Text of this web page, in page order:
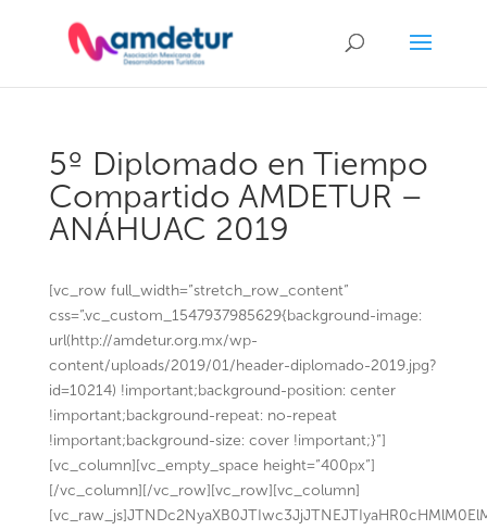
5º Diplomado en Tiempo
Compartido AMDETUR –
ANÁHUAC 2019
[vc_row full_width=”stretch_row_content”
css=”.vc_custom_1547937985629{background-image:
url(http://amdetur.org.mx/wp-
content/uploads/2019/01/header-diplomado-2019.jpg?
id=10214) !important;background-position: center
!important;background-repeat: no-repeat
!important;background-size: cover !important;}”]
[vc_column][vc_empty_space height=”400px”]
[/vc_column][/vc_row][vc_row][vc_column]